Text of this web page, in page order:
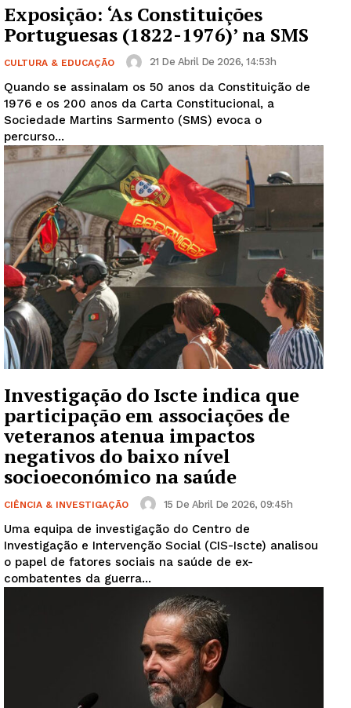
Exposição: ‘As Constituições
Portuguesas (1822-1976)’ na SMS
CULTURA & EDUCAÇÃO 21 De Abril De 2026, 14:53h
Quando se assinalam os 50 anos da Constituição de
1976 e os 200 anos da Carta Constitucional, a
Sociedade Martins Sarmento (SMS) evoca o
percurso...
Investigação do Iscte indica que
participação em associações de
veteranos atenua impactos
negativos do baixo nível
socioeconómico na saúde
CIÊNCIA & INVESTIGAÇÃO 15 De Abril De 2026, 09:45h
Uma equipa de investigação do Centro de
Investigação e Intervenção Social (CIS-Iscte) analisou
o papel de fatores sociais na saúde de ex-
combatentes da guerra...